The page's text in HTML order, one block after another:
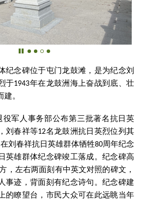
纪念碑位于屯门龙鼓滩，是为纪念刘
于1943年在龙鼓洲海上奋战到底、壮
。
役军人事务部公布第三批著名抗日英
刘春祥等12名龙鼓洲抗日英烈位列其
刘春祥抗日英雄群体牺牲80周年纪念
英雄群体纪念碑竣工落成。纪念碑高
，左右两面刻有中英文对照的碑文，
事迹，背面刻有纪念诗句。纪念碑建
的瞭望台，市民大众可在此远眺当年